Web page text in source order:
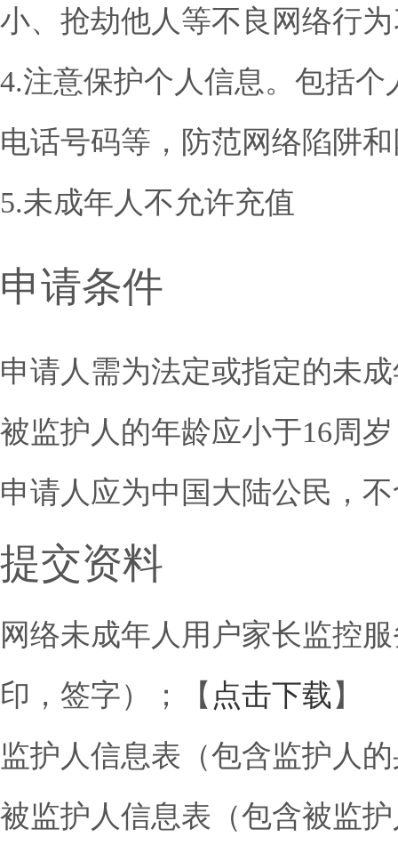
小、抢劫他人等不良网络行
4.注意保护个人信息。包括
电话号码等，防范网络陷阱
5.未成年人不允许充值
申请条件
申请人需为法定或指定的未
被监护人的年龄应小于16周
申请人应为中国大陆公民，
提交资料
网络未成年人用户家长监控
印，签字）；【 点击下载 】
监护人信息表（包含监护人
被监护人信息表（包含被监